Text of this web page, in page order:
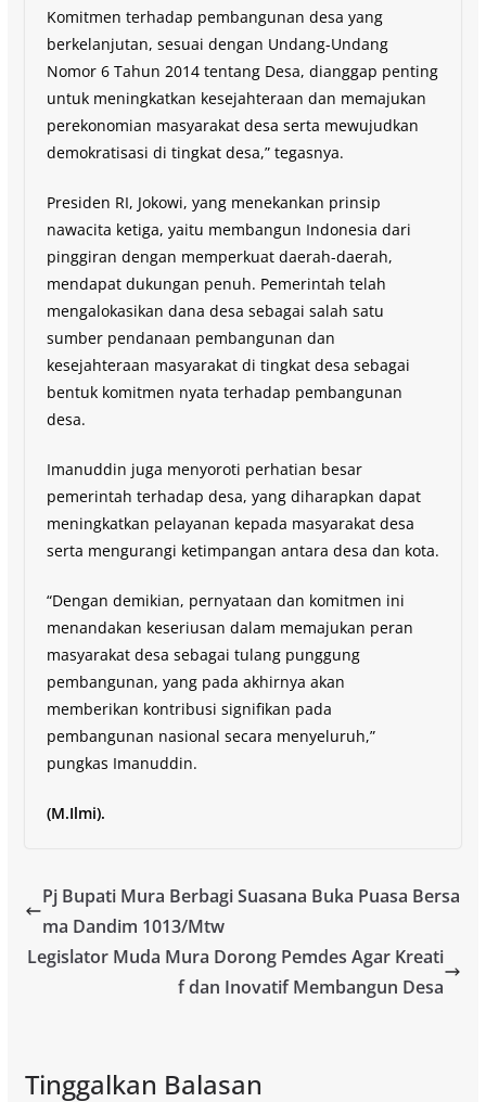
Komitmen terhadap pembangunan desa yang
berkelanjutan, sesuai dengan Undang-Undang
Nomor 6 Tahun 2014 tentang Desa, dianggap penting
untuk meningkatkan kesejahteraan dan memajukan
perekonomian masyarakat desa serta mewujudkan
demokratisasi di tingkat desa,” tegasnya.
Presiden RI, Jokowi, yang menekankan prinsip
nawacita ketiga, yaitu membangun Indonesia dari
pinggiran dengan memperkuat daerah-daerah,
mendapat dukungan penuh. Pemerintah telah
mengalokasikan dana desa sebagai salah satu
sumber pendanaan pembangunan dan
kesejahteraan masyarakat di tingkat desa sebagai
bentuk komitmen nyata terhadap pembangunan
desa.
Imanuddin juga menyoroti perhatian besar
pemerintah terhadap desa, yang diharapkan dapat
meningkatkan pelayanan kepada masyarakat desa
serta mengurangi ketimpangan antara desa dan kota.
“Dengan demikian, pernyataan dan komitmen ini
menandakan keseriusan dalam memajukan peran
masyarakat desa sebagai tulang punggung
pembangunan, yang pada akhirnya akan
memberikan kontribusi signifikan pada
pembangunan nasional secara menyeluruh,”
pungkas Imanuddin.
(M.Ilmi).
Pj Bupati Mura Berbagi Suasana Buka Puasa Bersa
ma Dandim 1013/Mtw
Legislator Muda Mura Dorong Pemdes Agar Kreati
f dan Inovatif Membangun Desa
Tinggalkan Balasan